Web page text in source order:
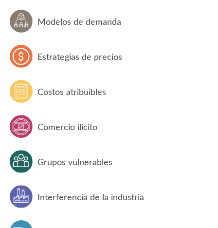
Modelos de demanda
Estrategias de precios
Costos atribuibles
Comercio ilícito
Grupos vulnerables
Interferencia de la industria